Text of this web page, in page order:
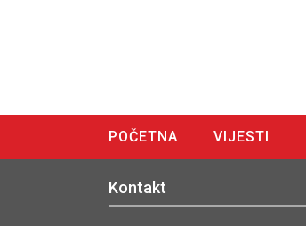
POČETNA VIJESTI
Kontakt